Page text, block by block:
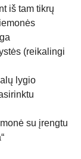
iš tam tikrų
(reikalingi
lygio
su įrengtu